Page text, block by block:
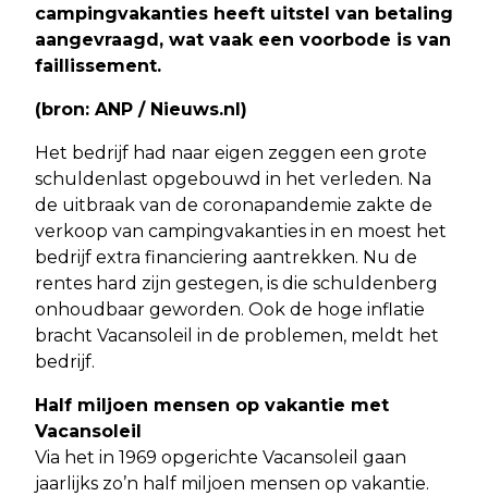
campingvakanties heeft uitstel van betaling
aangevraagd, wat vaak een voorbode is van
faillissement.
(bron: ANP / Nieuws.nl)
Het bedrijf had naar eigen zeggen een grote
schuldenlast opgebouwd in het verleden. Na
de uitbraak van de coronapandemie zakte de
verkoop van campingvakanties in en moest het
bedrijf extra financiering aantrekken. Nu de
rentes hard zijn gestegen, is die schuldenberg
onhoudbaar geworden. Ook de hoge inflatie
bracht Vacansoleil in de problemen, meldt het
bedrijf.
Half miljoen mensen op vakantie met
Vacansoleil
Via het in 1969 opgerichte Vacansoleil gaan
jaarlijks zo’n half miljoen mensen op vakantie.